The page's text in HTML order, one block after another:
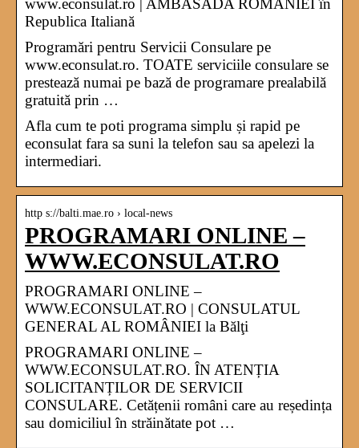
www.econsulat.ro | AMBASADA ROMÂNIEI în
Republica Italiană
Programări pentru Servicii Consulare pe
www.econsulat.ro. TOATE serviciile consulare se
prestează numai pe bază de programare prealabilă
gratuită prin …
Afla cum te poti programa simplu și rapid pe
econsulat fara sa suni la telefon sau sa apelezi la
intermediari.
http s://balti.mae.ro › local-news
PROGRAMARI ONLINE –
WWW.ECONSULAT.RO
PROGRAMARI ONLINE –
WWW.ECONSULAT.RO | CONSULATUL
GENERAL AL ROMÂNIEI la Bălţi
PROGRAMARI ONLINE –
WWW.ECONSULAT.RO. ÎN ATENȚIA
SOLICITANȚILOR DE SERVICII
CONSULARE. Cetățenii români care au reședința
sau domiciliul în străinătate pot …